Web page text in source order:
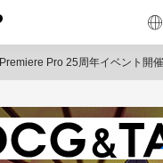
Premiere Pro 25周年イベント開催、25時間連続でユーザーによる